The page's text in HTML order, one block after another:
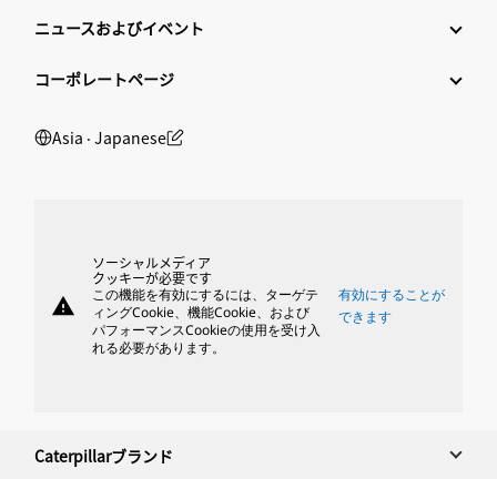
ニュースおよびイベント
コーポレートページ
Asia ‧ Japanese
warning
ソーシャルメディア
クッキーが必要です
この機能を有効にするには、ターゲテ
ィングCookie、機能Cookie、および
パフォーマンスCookieの使用を受け入
れる必要があります。
有効にすることが
できます
Caterpillarブランド